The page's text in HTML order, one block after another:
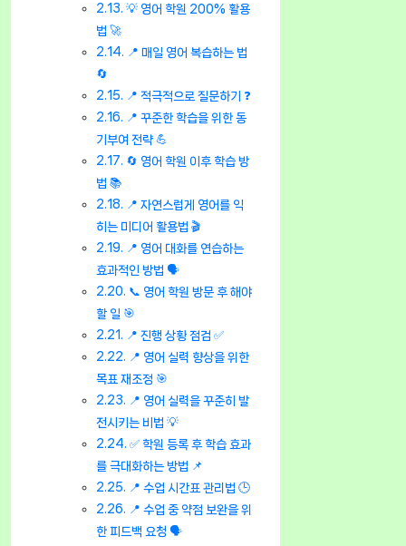
💡 영어 학원 200% 활용
법 🚀
📍 매일 영어 복습하는 법
🔄
📍 적극적으로 질문하기 ❓
📍 꾸준한 학습을 위한 동
기부여 전략 💪
🔄 영어 학원 이후 학습 방
법 📚
📍 자연스럽게 영어를 익
히는 미디어 활용법 🎬
📍 영어 대화를 연습하는
효과적인 방법 🗣️
📞 영어 학원 방문 후 해야
할 일 🎯
📍 진행 상황 점검 ✅
📍 영어 실력 향상을 위한
목표 재조정 🎯
📍 영어 실력을 꾸준히 발
전시키는 비법 💡
✅ 학원 등록 후 학습 효과
를 극대화하는 방법 📌
📍 수업 시간표 관리법 🕒
📍 수업 중 약점 보완을 위
한 피드백 요청 🗣️